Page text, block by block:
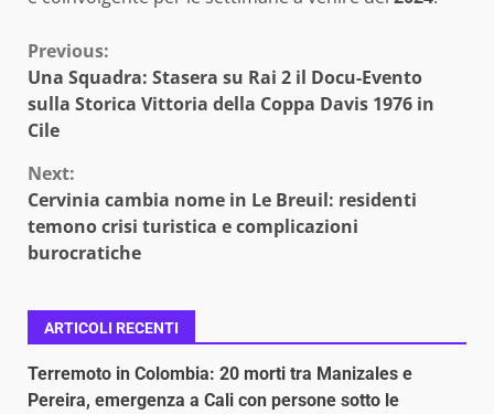
Continue
Reading
Previous:
Una Squadra: Stasera su Rai 2 il Docu-Evento
sulla Storica Vittoria della Coppa Davis 1976 in
Cile
Next:
Cervinia cambia nome in Le Breuil: residenti
temono crisi turistica e complicazioni
burocratiche
ARTICOLI RECENTI
Terremoto in Colombia: 20 morti tra Manizales e
Pereira, emergenza a Cali con persone sotto le